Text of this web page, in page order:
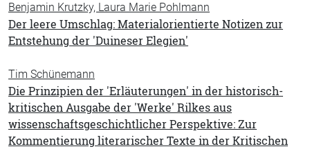
Benjamin Krutzky, Laura Marie Pohlmann
Der leere Umschlag: Materialorientierte Notizen zur
Entstehung der 'Duineser Elegien'
Tim Schünemann
Die Prinzipien der 'Erläuterungen' in der historisch-
kritischen Ausgabe der 'Werke' Rilkes aus
wissenschaftsgeschichtlicher Perspektive: Zur
Kommentierung literarischer Texte in der Kritischen